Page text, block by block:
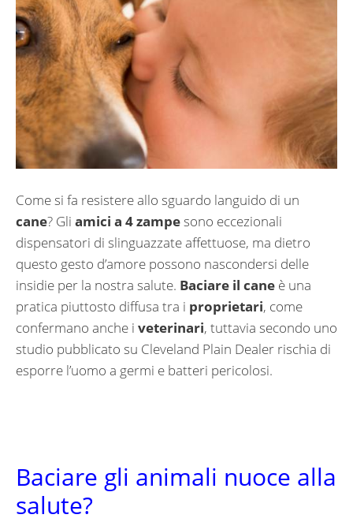
Come si fa resistere allo sguardo languido di un
cane? Gli amici a 4 zampesono eccezionali
dispensatori di slinguazzate affettuose, ma dietro
questo gesto d’amore possono nascondersi delle
insidie per la nostra salute. Baciare il cane è una
pratica piuttosto diffusa tra i proprietari, come
confermano anche i veterinari, tuttavia secondo uno
studio pubblicato su Cleveland Plain Dealer rischia di
esporre l’uomo a germi e batteri pericolosi.
Baciare gli animali nuoce alla
salute?